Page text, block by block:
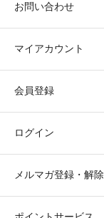
お問い合わせ
マイアカウント
会員登録
ログイン
メルマガ登録・解除